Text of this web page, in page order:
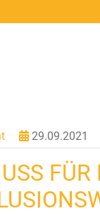
29.09.2021
FÜR